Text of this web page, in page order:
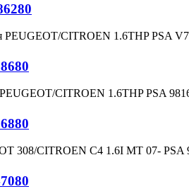
CITROEN 1.6THP PSA
CITROEN 1.6THP PSA
308/CITROEN C4 1.6I МТ 07- PSA